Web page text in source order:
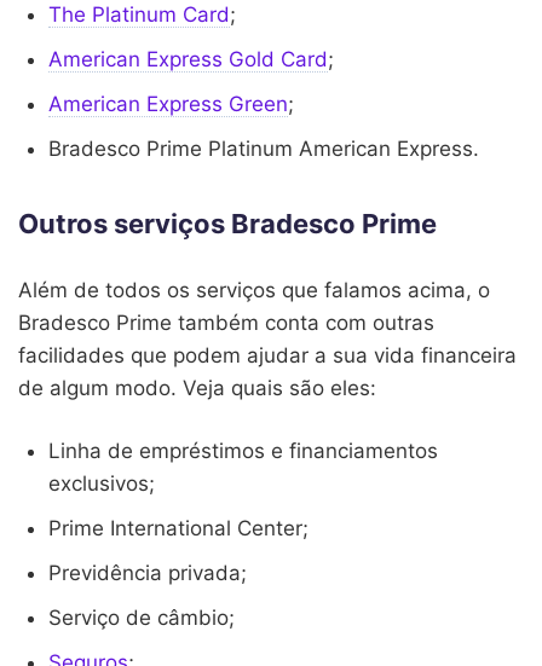
The Platinum Card;
American Express Gold Card;
American Express Green;
Bradesco Prime Platinum American Express.
Outros serviços Bradesco Prime
Além de todos os serviços que falamos acima, o
Bradesco Prime também conta com outras
facilidades que podem ajudar a sua vida financeira
de algum modo. Veja quais são eles:
Linha de empréstimos e financiamentos
exclusivos;
Prime International Center;
Previdência privada;
Serviço de câmbio;